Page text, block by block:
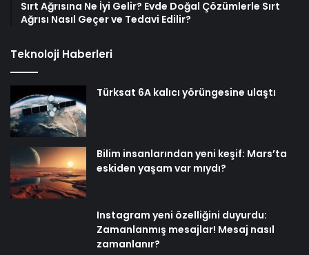
Sırt Ağrısına Ne İyi Gelir? Evde Doğal Çözümlerle Sırt
Ağrısı Nasıl Geçer ve Tedavi Edilir?
Teknoloji Haberleri
Türksat 6A kalıcı yörüngesine ulaştı
Bilim insanlarından yeni keşif: Mars’ta
eskiden yaşam var mıydı?
Instagram yeni özelliğini duyurdu:
Zamanlanmış mesajlar! Mesaj nasıl
zamanlanır?